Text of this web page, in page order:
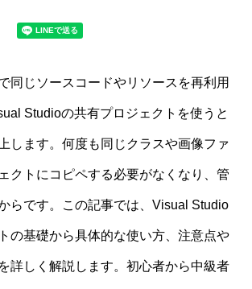
同じソースコードやリソースを再利用
Studioの共有プロジェクトを使うと
します。何度も同じクラスや画像ファ
クトにコピペする必要がなくなり、管
らです。この記事では、Visual Studio
の基礎から具体的な使い方、注意点や
詳しく解説します。初心者から中級者